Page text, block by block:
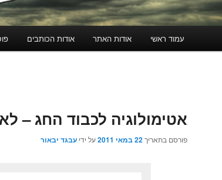
עמוד ראשי אודות האתר אודות הכותבים
אטימולוגיה לכבוד החג – לא
פורסם בתאריך22 במאי 2011 על ידי עבגד יבאור